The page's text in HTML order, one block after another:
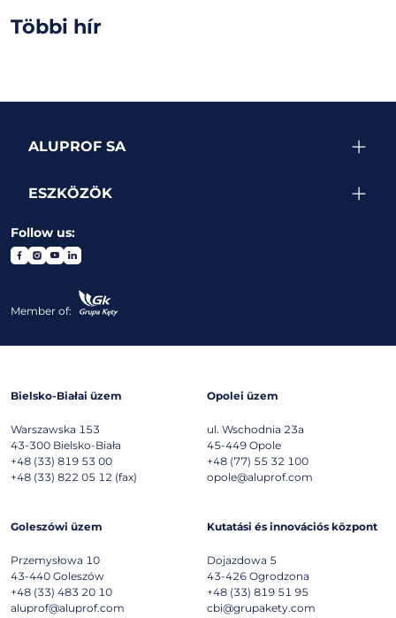
Többi hír
ALUPROF SA
ESZKÖZÖK
Follow us:
Member of:
Bielsko-Białai üzem
Warszawska 153
43-300 Bielsko-Biała
+48 (33) 819 53 00
+48 (33) 822 05 12 (fax)
Opolei üzem
ul. Wschodnia 23a
45-449 Opole
+48 (77) 55 32 100
opole@aluprof.com
Goleszówi üzem
Przemysłowa 10
43-440 Goleszów
+48 (33) 483 20 10
aluprof@aluprof.com
Kutatási és innovációs központ
Dojazdowa 5
43-426 Ogrodzona
+48 (33) 819 51 95
cbi@grupakety.com